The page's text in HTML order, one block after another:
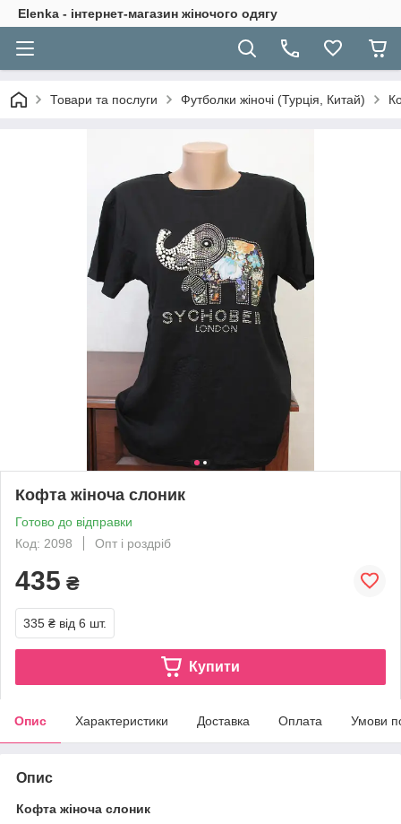
Elenka - інтернет-магазин жіночого одягу
Товари та послуги Футболки жіночі (Турція, Китай)
Кофта жіноча слоник
Готово до відправки
Код: 2098
Опт і роздріб
435 ₴
335 ₴ від 6 шт.
Купити
Опис Характеристики Доставка Оплата Умови
Опис
Кофта жіноча слоник